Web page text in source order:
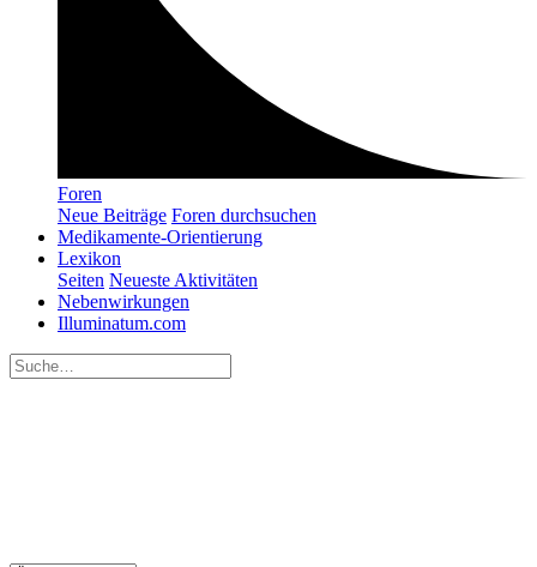
Foren
Neue Beiträge Foren durchsuchen
Medikamente-Orientierung
Lexikon
Seiten Neueste Aktivitäten
Nebenwirkungen
Illuminatum.com